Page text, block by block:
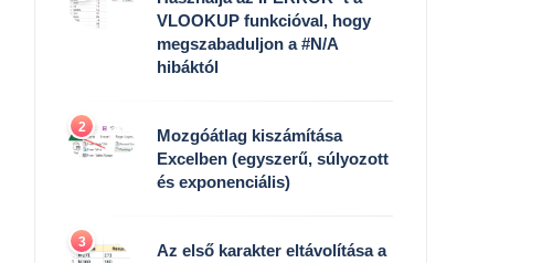
VLOOKUP funkcióval, hogy
megszabaduljon a #N/A
hibáktól
2
Mozgóátlag kiszámítása
Excelben (egyszerű, súlyozott
és exponenciális)
3
Az első karakter eltávolítása a